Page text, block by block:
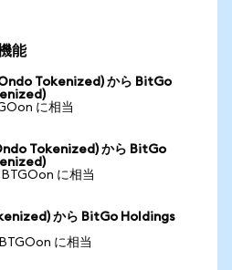
能
Tokenized) から BitGo
に相当
Tokenized) から BitGo
に相当
から BitGo Holdings
に相当